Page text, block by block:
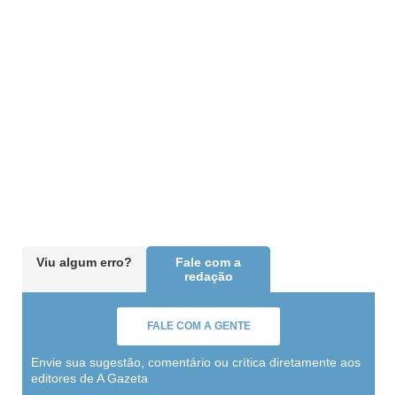
Viu algum erro?
Fale com a
redação
FALE COM A GENTE
Envie sua sugestão, comentário ou crítica diretamente aos
editores de A Gazeta